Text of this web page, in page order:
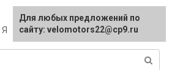
Для любых предложений по
сайту: velomotors22@cp9.ru